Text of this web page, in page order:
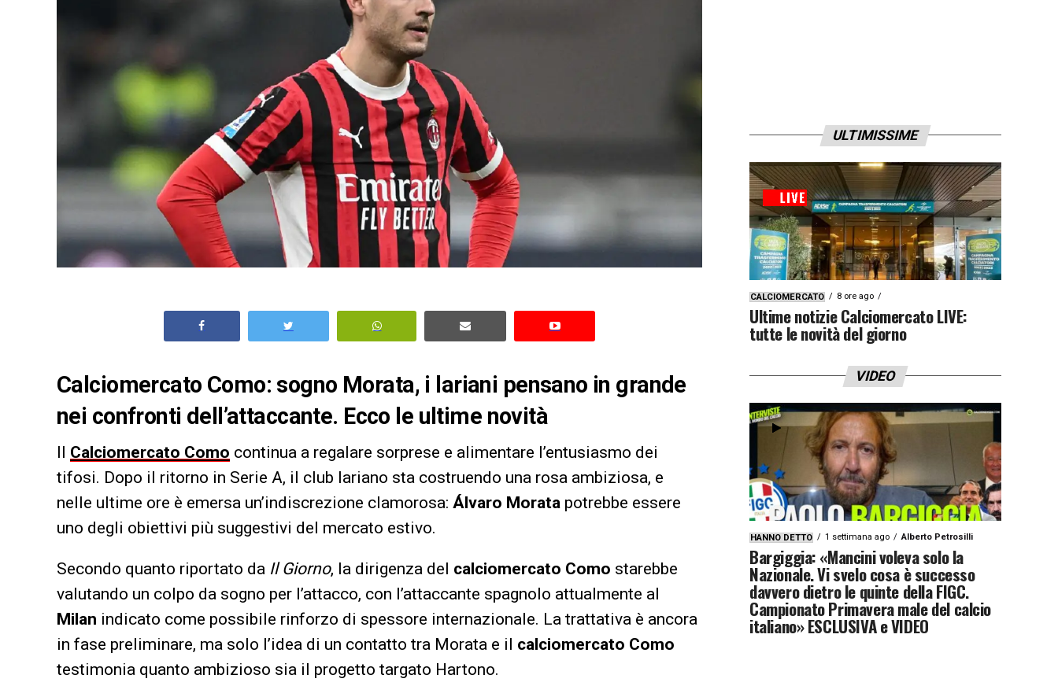
Calciomercato Como: sogno Morata, i lariani pensano in grande
nei confronti dell’attaccante. Ecco le ultime novità
Il Calciomercato Como continua a regalare sorprese e alimentare l’entusiasmo dei
tifosi. Dopo il ritorno in Serie A, il club lariano sta costruendo una rosa ambiziosa, e
nelle ultime ore è emersa un’indiscrezione clamorosa: Álvaro Morata potrebbe essere
uno degli obiettivi più suggestivi del mercato estivo.
Secondo quanto riportato da Il Giorno, la dirigenza del calciomercato Como starebbe
valutando un colpo da sogno per l’attacco, con l’attaccante spagnolo attualmente al
Milan indicato come possibile rinforzo di spessore internazionale. La trattativa è ancora
in fase preliminare, ma solo l’idea di un contatto tra Morata e il calciomercato Como
testimonia quanto ambizioso sia il progetto targato Hartono.
ULTIMISSIME
CALCIOMERCATO 8 ore ago
Ultime notizie Calciomercato LIVE:
tutte le novità del giorno
VIDEO
HANNO DETTO 1 settimana ago Alberto Petrosilli
Bargiggia: «Mancini voleva solo la
Nazionale. Vi svelo cosa è successo
davvero dietro le quinte della FIGC.
Campionato Primavera male del calcio
italiano» ESCLUSIVA e VIDEO